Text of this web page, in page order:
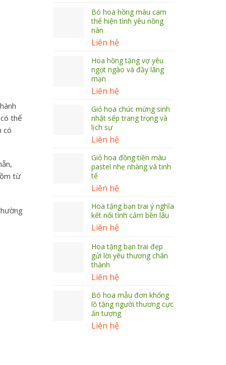
thể
có
từ
Bó hoa hồng màu cam
thể hiện tình yêu nồng
nàn
Liên hệ
Hoa hồng tặng vợ yêu
ngọt ngào và đầy lãng
mạn
Liên hệ
Giỏ hoa chúc mừng sinh
nhật sếp trang trọng và
lịch sự
Liên hệ
Giỏ hoa đồng tiền màu
pastel nhẹ nhàng và tinh
tế
Liên hệ
Hoa tặng bạn trai ý nghĩa
kết nối tình cảm bền lâu
Liên hệ
Hoa tặng bạn trai đẹp
gửi lời yêu thương chân
thành
Liên hệ
Bó hoa mẫu đơn khổng
lồ tặng người thương cực
ấn tượng
Liên hệ